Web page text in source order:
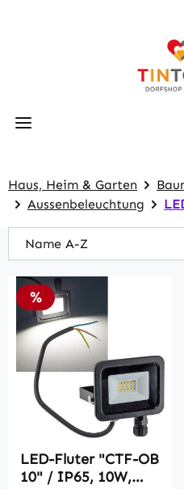
Haus, Heim & Garten
Aussenbeleuchtung
Rabatt
%
LED-Fluter "CTF-OB
10" / IP65, 10W,